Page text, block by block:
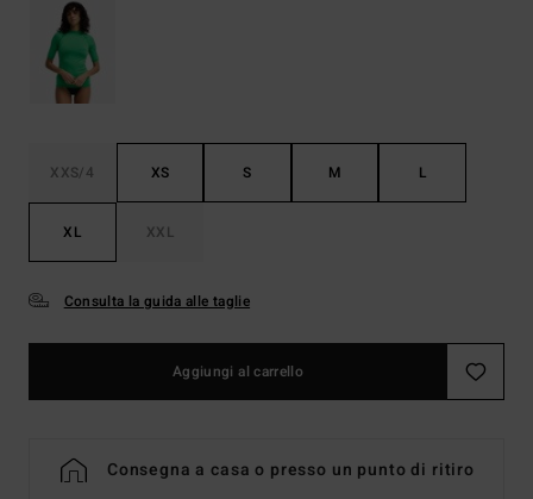
XXS/4 XS S M L
XL XXL
Consulta la guida alle taglie
Aggiungi al carrello
Consegna a casa o presso un punto di ritiro